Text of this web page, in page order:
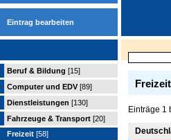
Eintrag bearbeiten
Beruf & Bildung [15]
Computer und EDV [89]
Dienstleistungen [130]
Fahrzeuge & Transport [20]
Freizeit [58]
Einträge 1